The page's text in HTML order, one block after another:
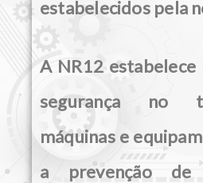
estabelecidos pela
A NR12 estabelece
segurança no
máquinas e
a prevenção de